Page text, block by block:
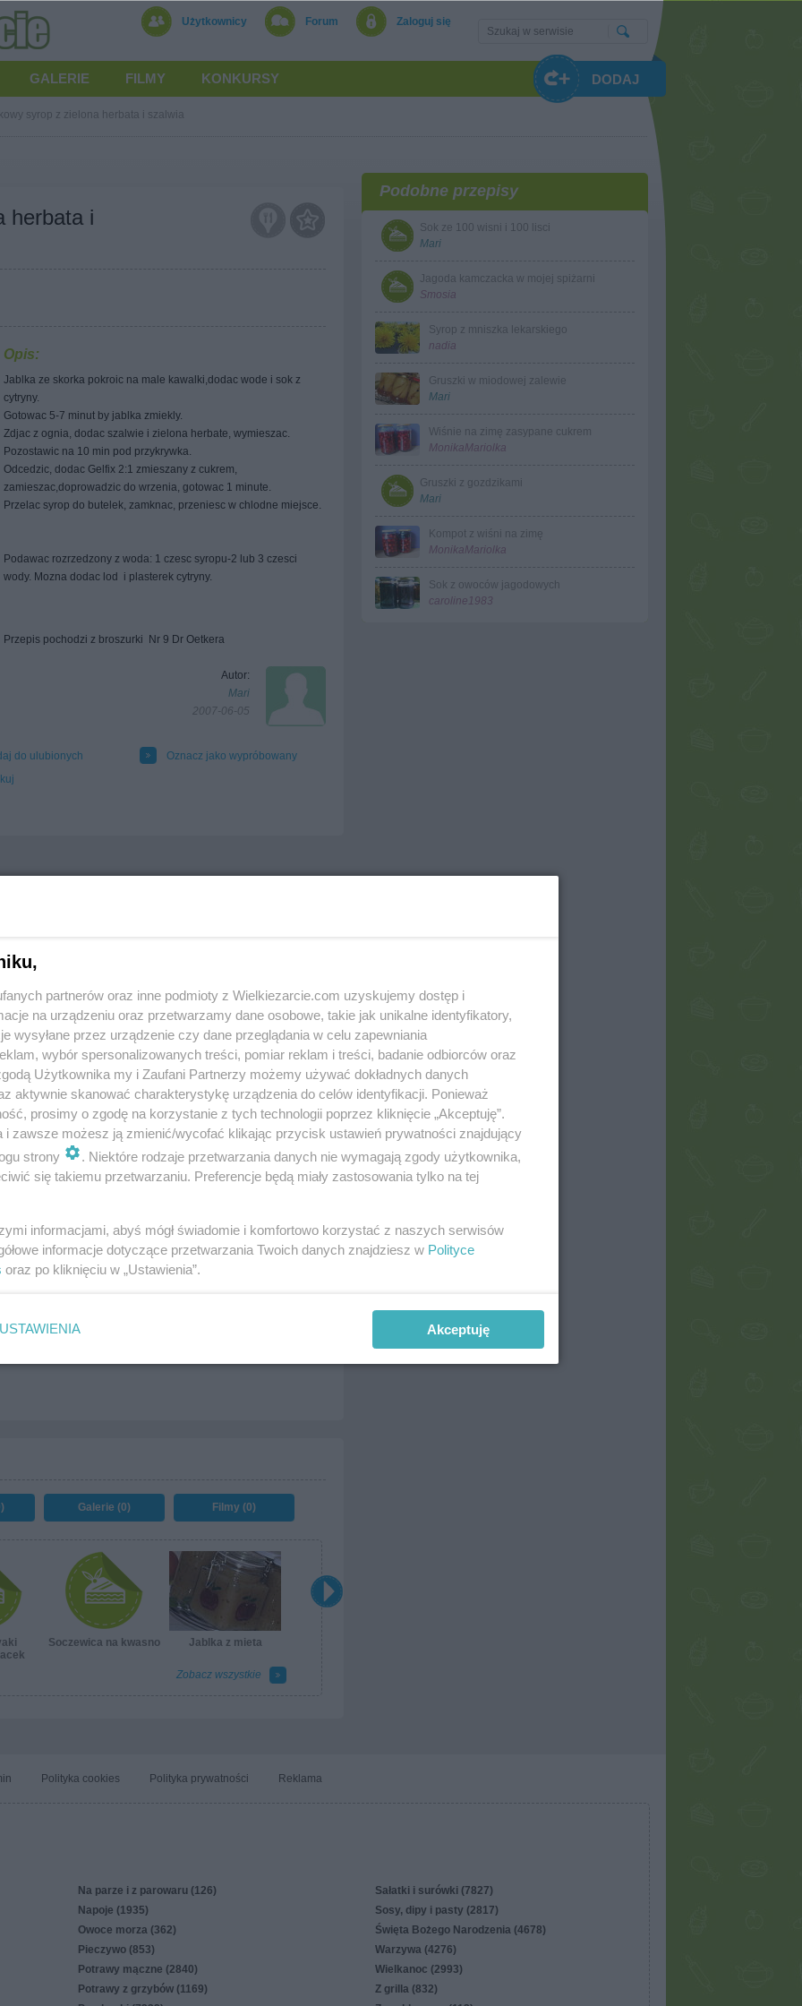
Użytkownicy Forum Zaloguj się
GALERIE FILMY KONKURSY DODAJ
syrop z zielona herbata i szalwia
herbata i
Opis:
Jablka ze skorka pokroic na male kawalki,dodac wode i sok z
cytryny.
Gotowac 5-7 minut by jablka zmiekly.
Zdjac z ognia, dodac szalwie i zielona herbate, wymieszac.
Pozostawic na 10 min pod przykrywka.
Odcedzic, dodac Gelfix 2:1 zmieszany z cukrem,
zamieszac,doprowadzic do wrzenia, gotowac 1 minute.
Przelac syrop do butelek, zamknac, przeniesc w chlodne miejsce.
Podawac rozrzedzony z woda: 1 czesc syropu-2 lub 3 czesci
wody. Mozna dodac lod i plasterek cytryny.
Przepis pochodzi z broszurki Nr 9 Dr Oetkera
Autor:
Mari
2007-06-05
do ulubionych
Oznacz jako wypróbowany
Kompoty, soki
tagów
Galerie (0) Filmy (0)
Soczewica na kwasno Jablka z mieta
Zobacz wszystkie
Podobne przepisy
Sok ze 100 wisni i 100 lisci
Mari
Jagoda kamczacka w mojej spiżarni
Smosia
Syrop z mniszka lekarskiego
nadia
Gruszki w miodowej zalewie
Mari
Wiśnie na zimę zasypane cukrem
MonikaMariolka
Gruszki z gozdzikami
Mari
Kompot z wiśni na zimę
MonikaMariolka
Sok z owoców jagodowych
caroline1983
Polityka cookies Polityka prywatności Reklama
Na parze i z parowaru (126)
Napoje (1935)
Owoce morza (362)
Pieczywo (853)
Potrawy mączne (2840)
Potrawy z grzybów (1169)
Sałatki i surówki (7827)
Sosy, dipy i pasty (2817)
Święta Bożego Narodzenia (4678)
Warzywa (4276)
Wielkanoc (2993)
Z grilla (832)
partnerów oraz inne podmioty z Wielkiezarcie.com uzyskujemy dostęp i
na urządzeniu oraz przetwarzamy dane osobowe, takie jak unikalne identyfikatory,
wysyłane przez urządzenie czy dane przeglądania w celu zapewniania
wybór spersonalizowanych treści, pomiar reklam i treści, badanie odbiorców oraz
Użytkownika my i Zaufani Partnerzy możemy używać dokładnych danych
aktywnie skanować charakterystykę urządzenia do celów identyfikacji. Ponieważ
prosimy o zgodę na korzystanie z tych technologii poprzez kliknięcie „Akceptuję”.
i zawsze możesz ją zmienić/wycofać klikając przycisk ustawień prywatności znajdujący
strony
. Niektóre rodzaje przetwarzania danych nie wymagają zgody użytkownika,
się takiemu przetwarzaniu. Preferencje będą miały zastosowania tylko na tej
informacjami, abyś mógł świadomie i komfortowo korzystać z naszych serwisów
informacje dotyczące przetwarzania Twoich danych znajdziesz w Polityce
oraz po kliknięciu w „Ustawienia”.
USTAWIENIA Akceptuję